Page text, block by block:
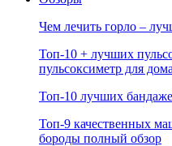
Чем лечить горло –
Топ-10 + лучших
пульсоксиметр для
Топ-10 лучших
Топ-9 качественных
бороды полный обзор